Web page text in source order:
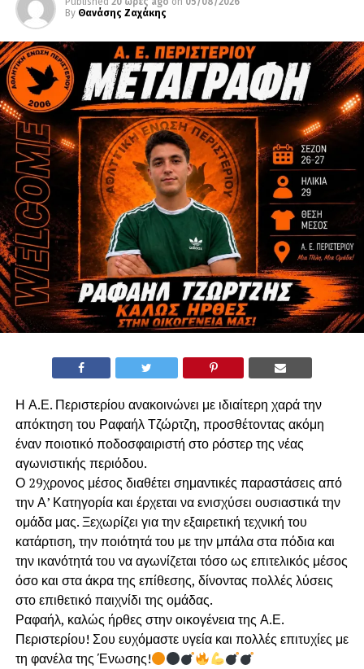
By Θανάσης Ζαχάκης
Η Α.Ε. Περιστερίου ανακοινώνει με ιδιαίτερη χαρά την
απόκτηση του Ραφαήλ Τζώρτζη, προσθέτοντας ακόμη
έναν ποιοτικό ποδοσφαιριστή στο ρόστερ της νέας
αγωνιστικής περιόδου.
Ο 29χρονος μέσος διαθέτει σημαντικές παραστάσεις από
την Α’ Κατηγορία και έρχεται να ενισχύσει ουσιαστικά την
ομάδα μας. Ξεχωρίζει για την εξαιρετική τεχνική του
κατάρτιση, την ποιότητά του με την μπάλα στα πόδια και
την ικανότητά του να αγωνίζεται τόσο ως επιτελικός μέσος
όσο και στα άκρα της επίθεσης, δίνοντας πολλές λύσεις
στο επιθετικό παιχνίδι της ομάδας.
Ραφαήλ, καλώς ήρθες στην οικογένεια της Α.Ε.
Περιστερίου! Σου ευχόμαστε υγεία και πολλές επιτυχίες με
τη φανέλα της Ένωσης!